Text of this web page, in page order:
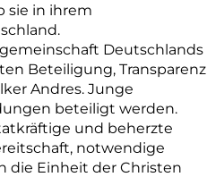
sie in ihrem
Deutschlands
Beteiligung, Transparenz
Andres. Junge
beteiligt werden.
und beherzte
notwendige
die Einheit der Christen